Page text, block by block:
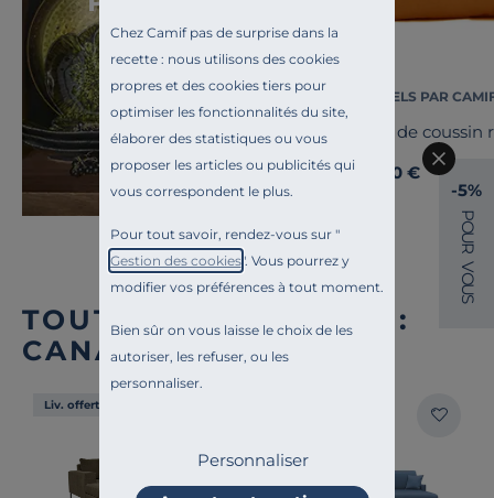
Chez Camif pas de surprise dans la
recette : nous utilisons des cookies
propres et des cookies tiers pour
optimiser les fonctionnalités du site,
élaborer des statistiques ou vous
proposer les articles ou publicités qui
vous correspondent le plus.
Pour tout savoir, rendez-vous sur "
Gestion des cookies". Vous pourrez y
modifier vos préférences à tout moment.
Bien sûr on vous laisse le choix de les
autoriser, les refuser, ou les
personnaliser.
Personnaliser
ESSENTIELS PAR
Housse de coussin
Dès 10,00 €
TOUTE NOTRE OFFRE :
CANAPÉS D'ANGLE
Liv. offerte
-5%
P
O
U
R
V
O
U
S